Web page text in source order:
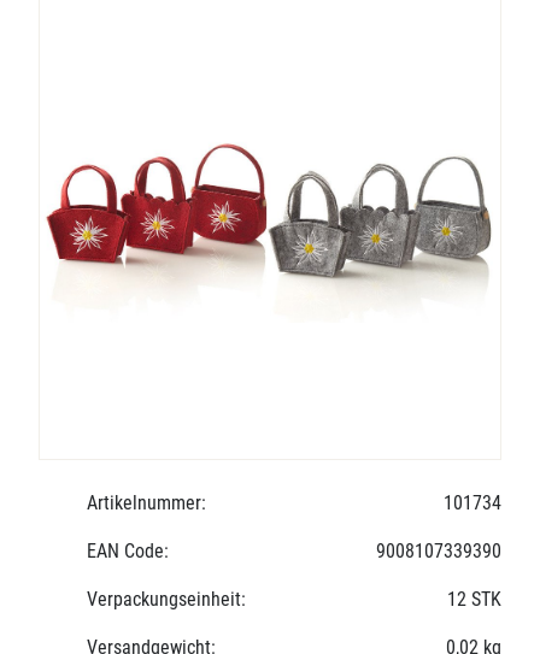
Artikelnummer: 101734
EAN Code: 9008107339390
Verpackungseinheit: 12 STK
Versandgewicht: 0,02 kg